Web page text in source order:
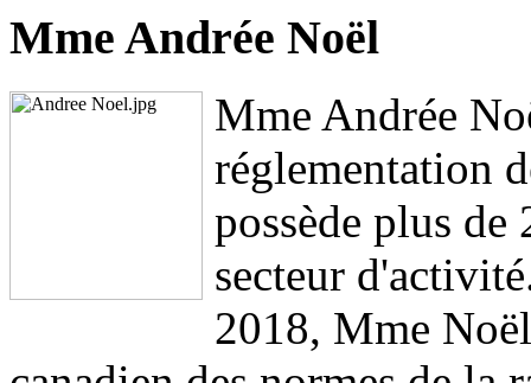
Mme Andrée Noël
Mme Andrée
réglementation
possède plus de
secteur
2018, Mme